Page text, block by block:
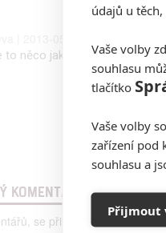
to něco jako tohle :-Dhttp://
KOMENTÁŘ
se přihlašte.
údajů u
Vaše volby
souhlasu
tlačítko
Vaše volby
zařízení pod
souhlasu a
Přijmout